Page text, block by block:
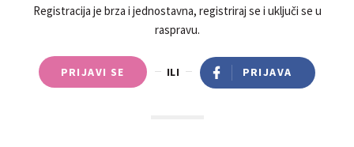
Registracija je brza i jednostavna, registriraj se i uključi se u
raspravu.
PRIJAVI SE ILI PRIJAVA